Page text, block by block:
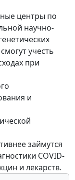
центры по
научно-
учесть
при
и
займутся
COVID-
и лекарств.